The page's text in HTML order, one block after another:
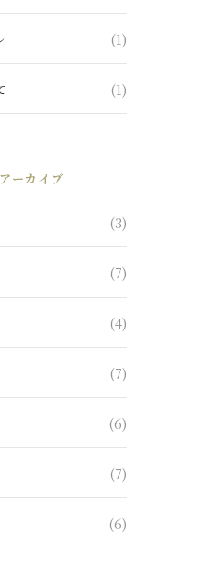
(1)
(1)
アーカイブ
(3)
(7)
(4)
(7)
(6)
(7)
(6)